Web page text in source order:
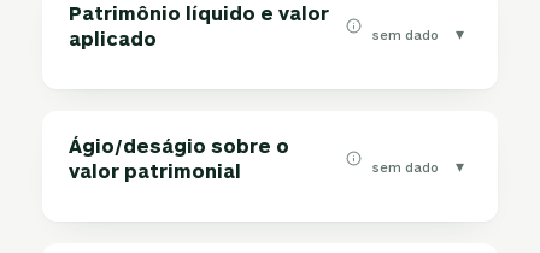
Patrimônio líquido e valor
aplicado
sem dado ▾
Ágio/deságio sobre o
valor patrimonial
sem dado ▾